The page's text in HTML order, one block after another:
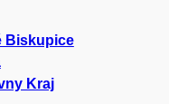
Biskupice
Kraj